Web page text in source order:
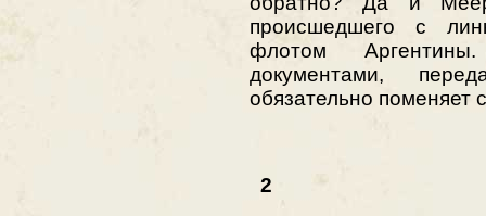
происшедшего с
флотом
документами,
обязательно поменяет
2